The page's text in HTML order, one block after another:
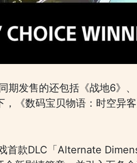
期发售的还包括《战地6》
《数码宝贝物语：时空异
首款DLC「Alternate